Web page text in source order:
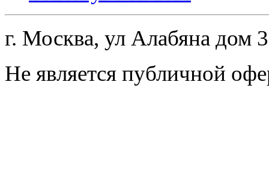
г. Москва, ул Алабяна дом
Не является публичной